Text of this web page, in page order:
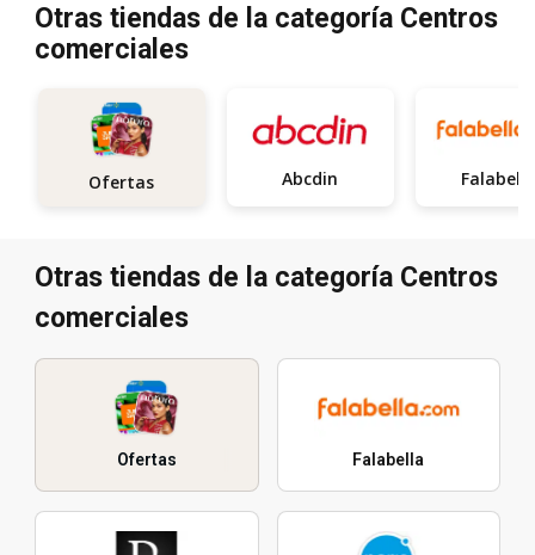
Otras tiendas de la categoría Centros
comerciales
Ofertas Abcdin
Otras tiendas de la categoría Centros
comerciales
Ofertas Falabella